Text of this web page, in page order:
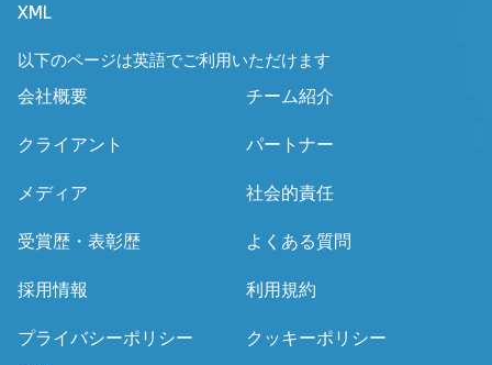
XML
以下のページは英語でご利用いただけます
会社概要
チーム紹介
クライアント パートナー
メディア 社会的責任
受賞歴・表彰歴 よくある質問
採用情報 利用規約
プライバシーポリシー クッキーポリシー